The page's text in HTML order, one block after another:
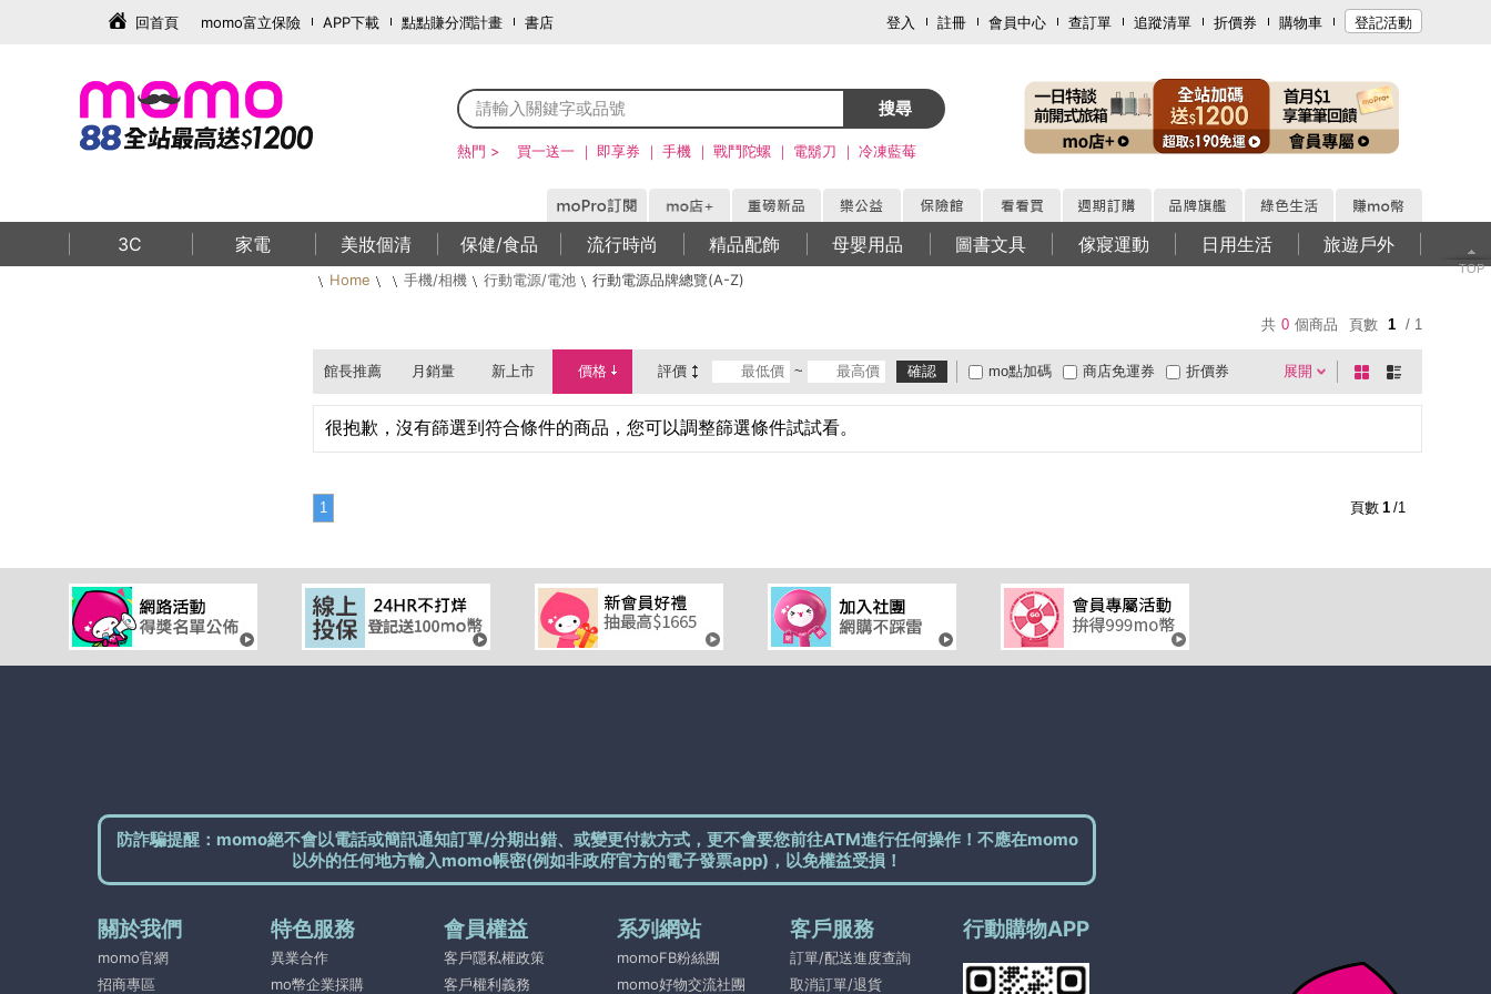
回首頁 momo富立保險 APP下載 點點賺分潤計畫 書店 登入 註冊 會員中心 查訂單 追蹤清單 折價券 購物車 登記活動
搜尋
熱門 > 買一送一 即享券 手機 戰鬥陀螺 電鬍刀 冷凍藍莓
3C 家電 美妝個清 保健/食品 流行時尚 精品配飾 母嬰用品 圖書文具 傢寢運動 日用生活 旅遊戶外
Home 手機/相機 行動電源/電池 行動電源品牌總覽(A-Z)
共 0 個商品 頁數 1 / 1
館長推薦 月銷量 新上市 價格 評價 ~ 確認 展開
mo點加碼 商店免運券
折價券
0利率
商品有量
快速到貨
棋
盤
列
很抱歉，沒有篩選到符合條件的商品，您可以調整篩選條件試試看。
頁數 1 /1
1
TOP
防詐騙提醒：momo絕不會以電話或簡訊通知訂單/分期出錯、或變更付款方式，更不會要您前往ATM進行任何操作！不應在momo
以外的任何地方輸入momo帳密(例如非政府官方的電子發票app)，以免權益受損！
關於我們
momo官網
招商專區
特色服務
異業合作
mo幣企業採購
會員權益
客戶隱私權政策
客戶權利義務
系列網站
momoFB粉絲團
momo好物交流社團
客戶服務
訂單/配送進度查詢
取消訂單/退貨
行動購物APP